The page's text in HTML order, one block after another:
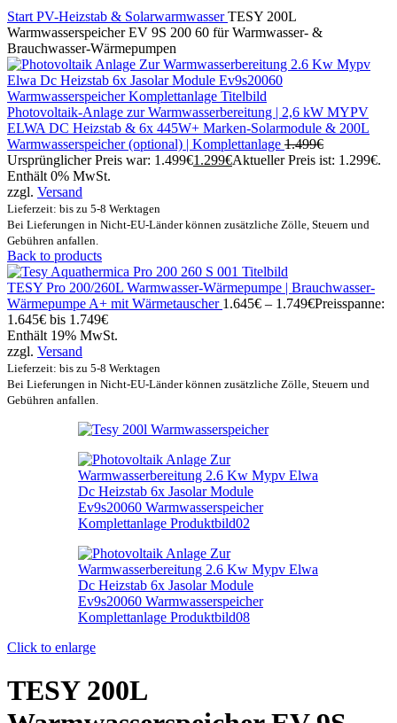
Start PV-Heizstab & SolarwarmwasserTESY 200L
Warmwasserspeicher EV 9S 200 60 für Warmwasser- &
Brauchwasser-Wärmepumpen
Photovoltaik-Anlage zur Warmwasserbereitung | 2,6 kW MYPV
ELWA DC Heizstab & 6x 445W+ Marken-Solarmodule & 200L
Warmwasserspeicher (optional) | Komplettanlage 1.499€
Ursprünglicher Preis war: 1.499€1.299€Aktueller Preis ist: 1.299€.
Enthält 0% MwSt.
zzgl. Versand
Lieferzeit: bis zu 5-8 Werktagen
Bei Lieferungen in Nicht-EU-Länder können zusätzliche Zölle, Steuern und
Gebühren anfallen.
Back to products
TESY Pro 200/260L Warmwasser-Wärmepumpe | Brauchwasser-
Wärmepumpe A+ mit Wärmetauscher 1.645€ – 1.749€Preisspanne:
1.645€ bis 1.749€
Enthält 19% MwSt.
zzgl. Versand
Lieferzeit: bis zu 5-8 Werktagen
Bei Lieferungen in Nicht-EU-Länder können zusätzliche Zölle, Steuern und
Gebühren anfallen.
Click to enlarge
TESY 200L